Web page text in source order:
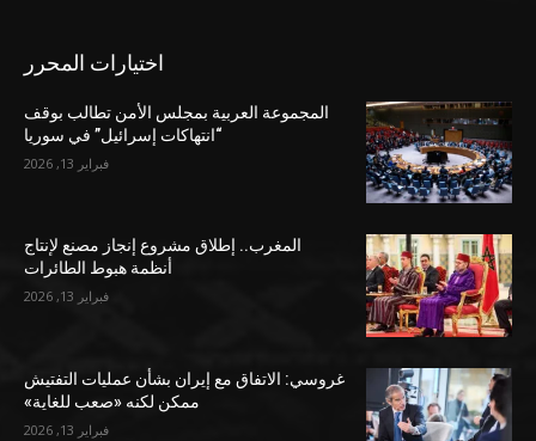
اختيارات المحرر
المجموعة العربية بمجلس الأمن تطالب بوقف
“انتهاكات إسرائيل” في سوريا
فبراير 13, 2026
المغرب.. إطلاق مشروع إنجاز مصنع لإنتاج
أنظمة هبوط الطائرات
فبراير 13, 2026
غروسي: الاتفاق مع إيران بشأن عمليات التفتيش
ممكن لكنه «صعب للغاية»
فبراير 13, 2026